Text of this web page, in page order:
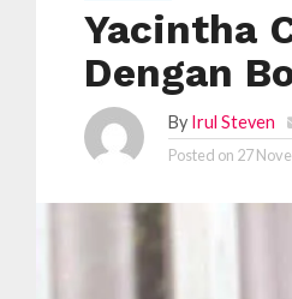
Yacintha
Dengan
By Irul Steven
Posted on 27